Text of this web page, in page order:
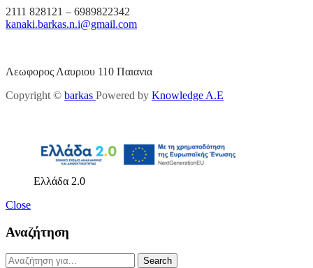
2111 828121 – 6989822342
kanaki.barkas.n.i@gmail.com
Λεωφορος Λαυριου 110 Παιανια
Copyright © barkas Powered by Knowledge A.E
Ελλάδα 2.0
Close
Αναζήτηση